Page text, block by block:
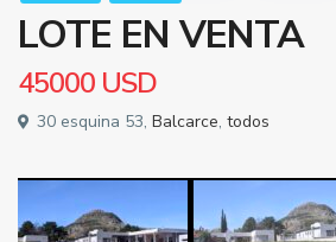
LOTE EN VENTA
45000 USD
30 esquina 53, Balcarce, todos